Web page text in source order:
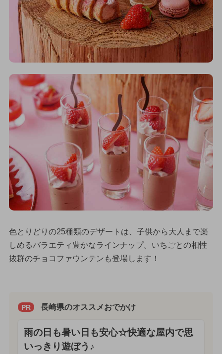
色とりどりの25種類のデザートは、子供から大人まで楽
しめるバラエティ豊かなラインナップ。いちごとの相性
抜群のチョコファウンテンも登場します！
PR 長崎県のオススメおでかけ
雨の日も暑い日も安心☆快適な屋内で思
いっきり遊ぼう♪